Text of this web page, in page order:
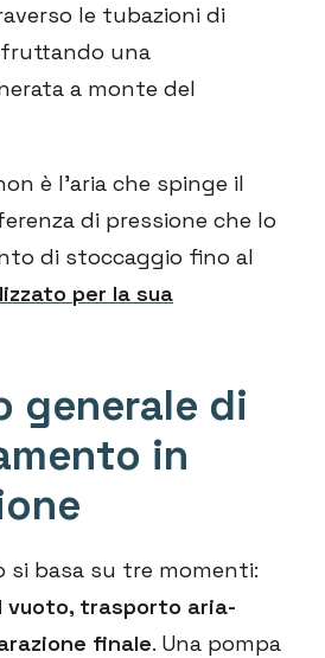
le tubazioni di
una
a monte del
è l’aria che spinge il
di pressione che lo
di stoccaggio fino al
per la sua
generale di
in
si basa su tre momenti:
vuoto, trasporto aria-
finale. Una pompa